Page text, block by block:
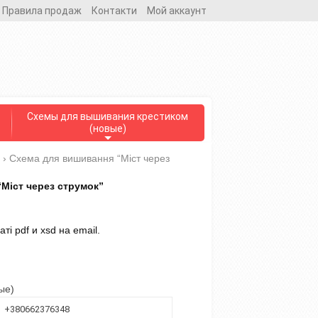
Правила продаж Контакти Мой аккаунт
Схемы для вышивания крестиком
(новые)
› Схема для вишивання “Міст через
через струмок”
pdf и xsd на email.
+380662376348